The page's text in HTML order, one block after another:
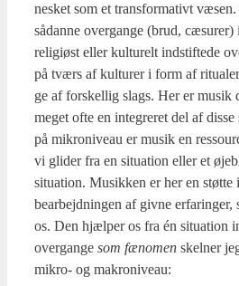
ne­sket som et trans­for­ma­tivt
sådan­ne over­gan­ge (brud,
reli­gi­øst eller kul­tu­relt indstif­te­de
på tværs af kul­tu­rer i form af
ge af for­skel­lig slags. Her er musik
meget ofte en inte­gre­ret del af
på mikro­ni­veau er musik en
vi gli­der fra en situ­a­tion eller et
situ­a­tion. Musik­ken er her en støt­te
bear­bejd­nin­gen af giv­ne erfa­ring­er,
os. Den hjæl­per os fra én situ­a­tion
over­gan­ge som fæno­men skel­ner
mikro- og makro­ni­veau: